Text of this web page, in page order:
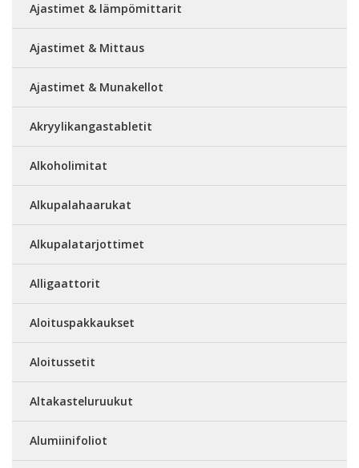
Ajastimet & lämpömittarit
Ajastimet & Mittaus
Ajastimet & Munakellot
Akryylikangastabletit
Alkoholimitat
Alkupalahaarukat
Alkupalatarjottimet
Alligaattorit
Aloituspakkaukset
Aloitussetit
Altakasteluruukut
Alumiinifoliot